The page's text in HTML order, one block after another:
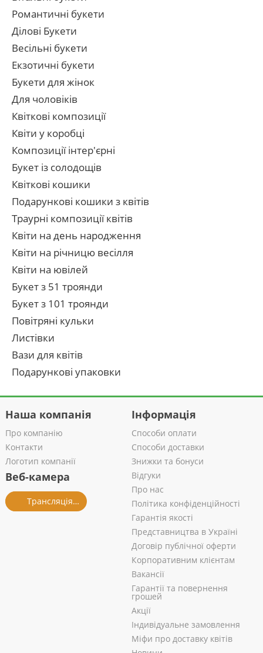
Романтичні букети
Ділові Букети
Весільні букети
Екзотичні букети
Букети для жінок
Для чоловіків
Квіткові композиції
Квіти у коробці
Композиції інтер'єрні
Букет із солодощів
Квіткові кошики
Подарункові кошики з квітів
Траурні композиції квітів
Квіти на день народження
Квіти на річницю весілля
Квіти на ювілей
Букет з 51 троянди
Букет з 101 троянди
Повітряні кульки
Листівки
Вази для квітів
Подарункові упаковки
Наша компанія
Про компанію
Контакти
Логотип компанії
Веб-камера
Трансляція із салону
Інформація
Способи оплати
Способи доставки
Знижки та бонуси
Відгуки
Про нас
Політика конфіденційності
Гарантія якості
Представництва в Україні
Договір публічної оферти
Корпоративним клієнтам
Вакансії
Гарантії та повернення
грошей
Акції
Індивідуальне замовлення
Міфи про доставку квітів